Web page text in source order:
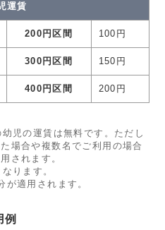
運賃
200円区間 100円
300円区間 150円
400円区間 200円
児の運賃は無料です。ただし
場合や複数名でご利用の場合
されます。
ります。
が適用されます。
例